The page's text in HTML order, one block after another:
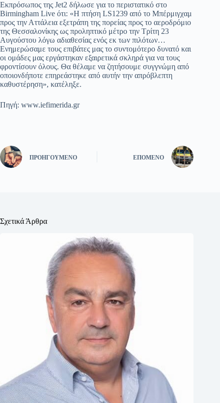
Εκπρόσωπος της Jet2 δήλωσε για το περιστατικό στο
Birmingham Live ότι: «Η πτήση LS1239 από το Μπέρμιγχαμ
προς την Αττάλεια εξετράπη της πορείας προς το αεροδρόμιο
της Θεσσαλονίκης ως προληπτικό μέτρο την Τρίτη 23
Αυγούστου λόγω αδιαθεσίας ενός εκ των πιλότων…
Ενημερώσαμε τους επιβάτες μας το συντομότερο δυνατό και
οι ομάδες μας εργάστηκαν εξαιρετικά σκληρά για να τους
φροντίσουν όλους. Θα θέλαμε να ζητήσουμε συγγνώμη από
οποιονδήποτε επηρεάστηκε από αυτήν την απρόβλεπτη
καθυστέρηση», κατέληξε.
Πηγή: www.iefimerida.gr
ΠΡΟΗΓΟΎΜΕΝΟ ΕΠΌΜΕΝΟ
Σχετικά Άρθρα